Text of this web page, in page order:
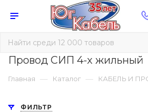
Провод СИП 4-х жильный
Главная — Каталог — КАБЕЛЬ И
ФИЛЬТР